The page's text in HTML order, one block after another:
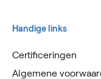
Handige links
Certificeringen
Algemene